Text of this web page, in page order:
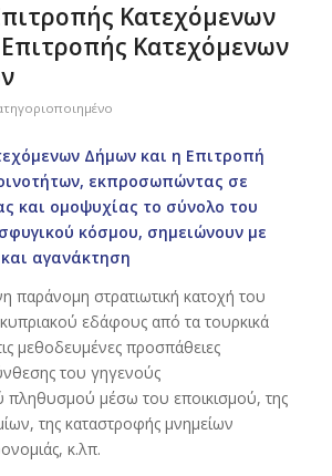
Κατεχόμενων
Κατεχόμενων
Δήμων και η Επιτροπή
εκπροσωπώντας σε
και ομοψυχίας το σύνολο του
κόσμου, σημειώνουν με
αγανάκτηση
παράνομη στρατιωτική κατοχή του
εδάφους από τα τουρκικά
μεθοδευμένες προσπάθειες
του γηγενούς
πληθυσμού μέσω του εποικισμού, της
της καταστροφής μνημείων
κ.λπ.